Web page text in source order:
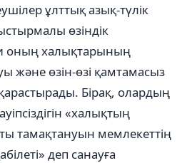
ұлттық азық-түлік
өзіндік
оның халықтарының
және өзін-өзі қамтамасыз
Бірақ, олардың
«халықтың
тамақтануын мемлекеттің
деп санауға